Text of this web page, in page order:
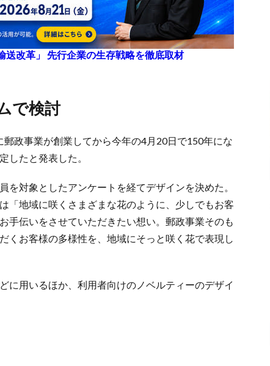
送改革」 先行企業の生存戦略を徹底取材
で検討
政事業が創業してから今年の4月20日で150年にな
したと発表した。
対象としたアンケートを経てデザインを決めた。
「地域に咲くさまざまな花のように、少しでもお客
手伝いをさせていただきたい想い。郵政事業そのも
くお客様の多様性を、地域にそっと咲く花で表現し
に用いるほか、利用者向けのノベルティーのデザイ